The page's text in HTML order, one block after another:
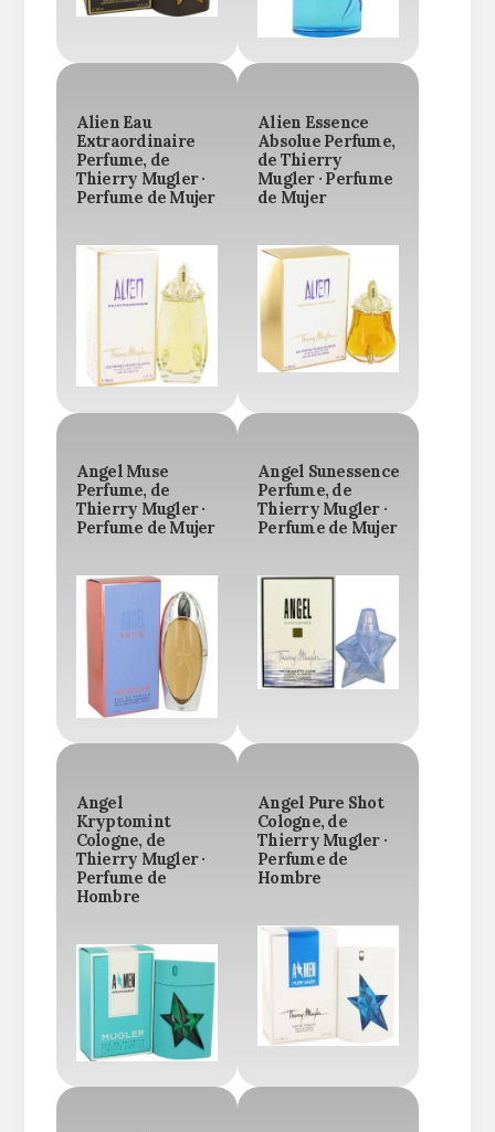
Alien Eau
Extraordinaire
Perfume, de
Thierry Mugler ·
Perfume de Mujer
Alien Essence
Absolue Perfume,
de Thierry
Mugler · Perfume
de Mujer
Angel Muse
Perfume, de
Thierry Mugler ·
Perfume de Mujer
Angel Sunessence
Perfume, de
Thierry Mugler ·
Perfume de Mujer
Angel
Kryptomint
Cologne, de
Thierry Mugler ·
Perfume de
Hombre
Angel Pure Shot
Cologne, de
Thierry Mugler ·
Perfume de
Hombre